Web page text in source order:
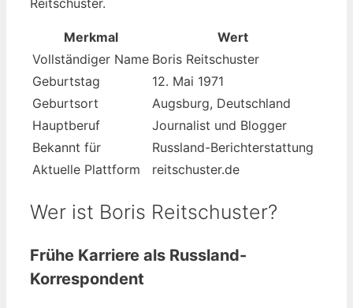
Reitschuster.
Merkmal
Wert
Vollständiger Name Boris Reitschuster
Geburtstag
12. Mai 1971
Geburtsort
Augsburg, Deutschland
Hauptberuf
Journalist und Blogger
Bekannt für
Russland-Berichterstattung
Aktuelle Plattform
reitschuster.de
Wer ist Boris Reitschuster?
Frühe Karriere als Russland-
Korrespondent